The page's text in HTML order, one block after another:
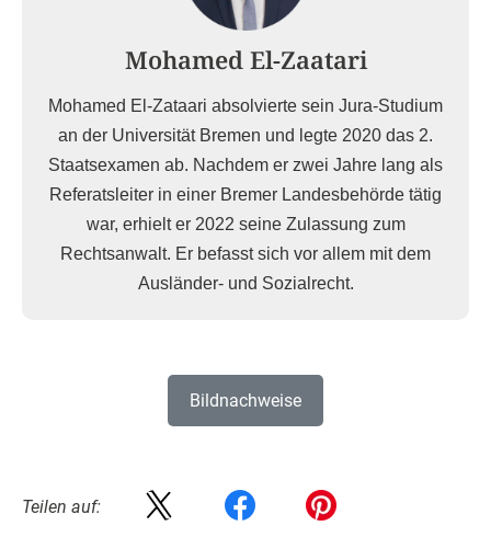
Mohamed El-Zaatari
Mohamed El-Zataari absolvierte sein Jura-Studium
an der Universität Bremen und legte 2020 das 2.
Staatsexamen ab. Nachdem er zwei Jahre lang als
Referatsleiter in einer Bremer Landesbehörde tätig
war, erhielt er 2022 seine Zulassung zum
Rechtsanwalt. Er befasst sich vor allem mit dem
Ausländer- und Sozialrecht.
Bildnachweise
Teilen auf: